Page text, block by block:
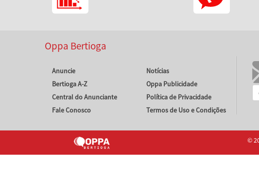
Oppa Bertioga
Anuncie
Bertioga A-Z
Central do Anunciante
Fale Conosco
Notícias
Oppa Publicidade
Política de Privacidade
Termos de Uso e Condições
©